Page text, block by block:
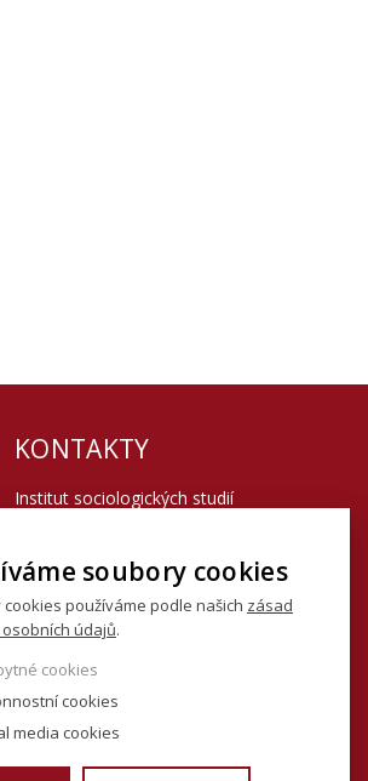
KONTAKTY
Institut sociologických studií
158 00 Praha 5 - Jinonice
soubory cookies
cookies používáme podle našich zásad
údajů.
cookies
cookies
media cookies